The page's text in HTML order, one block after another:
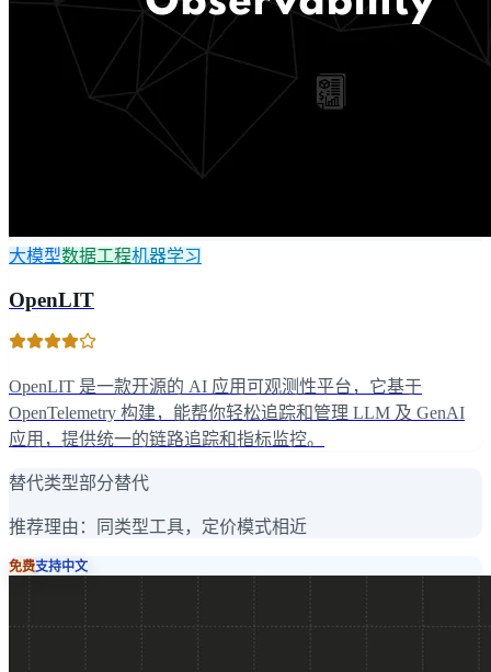
大模型数据工程机器学习
OpenLIT
OpenLIT 是一款开源的 AI 应用可观测性平台，它基于
OpenTelemetry 构建，能帮你轻松追踪和管理 LLM 及 GenAI
应用，提供统一的链路追踪和指标监控。
替代类型部分替代
推荐理由： 同类型工具，定价模式相近
免费支持中文